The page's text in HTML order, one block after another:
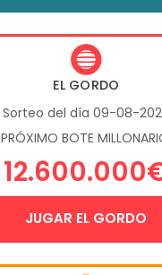
EL GORDO
Sorteo del día 09-08-
PRÓXIMO BOTE
JUGAR EL GORDO